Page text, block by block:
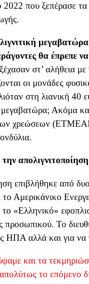
που ξεπέρασε τα
θα έπρεπε
στ’ αλήθεια με
οι μονάδες
στη λιανική 40
Ακόμα
χρεώσεων
απολιγνιτοποίηση
επιβλήθηκε από
το Αμερικάνικο
το «Ελληνικό»
προσωπικού. Το
ΗΠΑ αλλά και για
και τα
το επόμενο